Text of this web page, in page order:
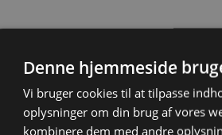
Denne hjemmeside
Vi bruger cookies til at tilpasse
oplysninger om din brug af vores
kombinere dem med andre